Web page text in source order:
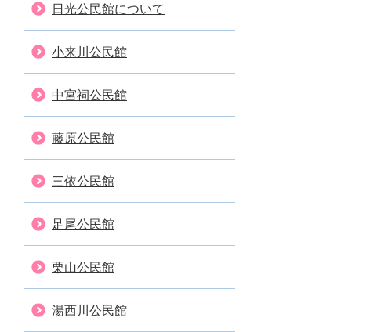
日光公民館について
小来川公民館
中宮祠公民館
藤原公民館
三依公民館
足尾公民館
栗山公民館
湯西川公民館